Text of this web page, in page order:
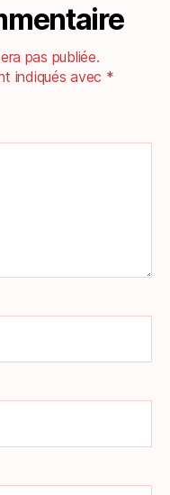
pas publiée.
indiqués avec *